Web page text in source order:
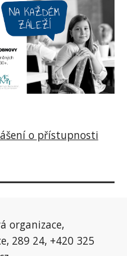
o přístupnosti
organizace,
289 24, +420 325